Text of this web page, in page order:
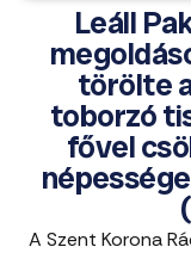
Leáll
törölte
toborzó
fővel
A Szent Korona